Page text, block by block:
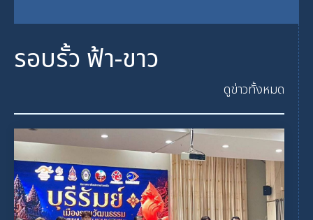
รอบรั้ว ฟ้า-ขาว
ดูข่าวทั้งหมด